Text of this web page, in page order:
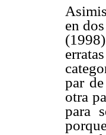
en
par
otra
para